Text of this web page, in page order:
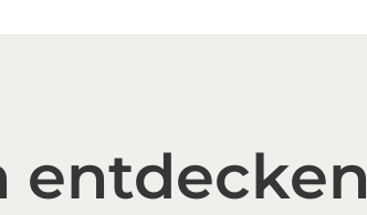
entdecken